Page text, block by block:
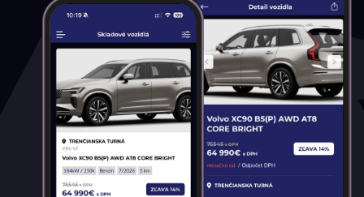
Palivo
Benzín
Benzín+LPG
Diesel
Elektromobil
Hybrid
Mild hybrid benzín
Mild hybrid diesel